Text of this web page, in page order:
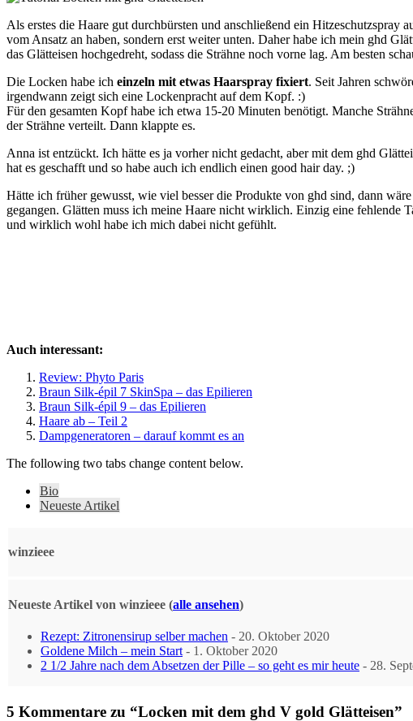
Als erstes die Haare gut durchbürsten und anschließend ein Hitzeschutzspray
vom Ansatz an haben, sondern erst weiter unten. Daher habe ich mein ghd
das Glätteisen hochgedreht, sodass die Strähne noch vorne lag. Am besten
Die Locken habe ich einzeln mit etwas Haarspray fixiert. Seit Jahren
irgendwann zeigt sich eine Lockenpracht auf dem Kopf. :)
Für den gesamten Kopf habe ich etwa 15-20 Minuten benötigt. Manche
der Strähne verteilt. Dann klappte es.
Anna ist entzückt. Ich hätte es ja vorher nicht gedacht, aber mit dem ghd
hat es geschafft und so habe auch ich endlich einen good hair day. ;)
Hätte ich früher gewusst, wie viel besser die Produkte von ghd sind, dann
gegangen. Glätten muss ich meine Haare nicht wirklich. Einzig eine
und wirklich wohl habe ich mich dabei nicht gefühlt.
Auch interessant:
Review: Phyto Paris
Braun Silk-épil 7 SkinSpa – das Epilieren
Braun Silk-épil 9 – das Epilieren
Haare ab – Teil 2
Dampgeneratoren – darauf kommt es an
The following two tabs change content below.
Bio
Neueste Artikel
winzieee
Neueste Artikel von winzieee (alle ansehen)
Rezept: Zitronensirup selber machen - 20. Oktober 2020
Goldene Milch – mein Start - 1. Oktober 2020
2 1/2 Jahre nach dem Absetzen der Pille – so geht es mir heute - 28.
5 Kommentare zu “Locken mit dem ghd V gold Glätteisen”